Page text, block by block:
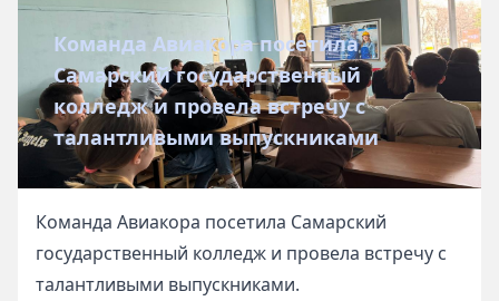
03 декабря 2025 г.
Команда Авиакора посетила
Самарский государственный
колледж и провела встречу с
талантливыми выпускниками
Команда Авиакора посетила Самарский
государственный колледж и провела встречу с
талантливыми выпускниками.